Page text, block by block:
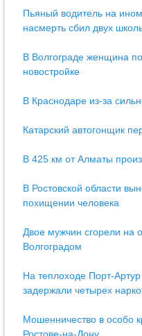
Пьяный водитель на
насмерть сбил двух
В Волгограде женщина
новостройке
В Краснодаре из-за
Катарский автогонщик
В 425 км от Алматы
В Ростовской области
похищении человека
Двое мужчин сгорели на
Волгоградом
На теплоходе Порт-
задержали четырех
Мошенничество в особо